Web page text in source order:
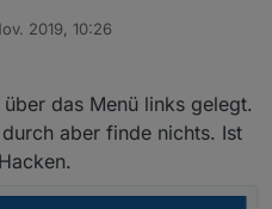
2019, 10:26
das Menü links gelegt.
aber finde nichts. Ist